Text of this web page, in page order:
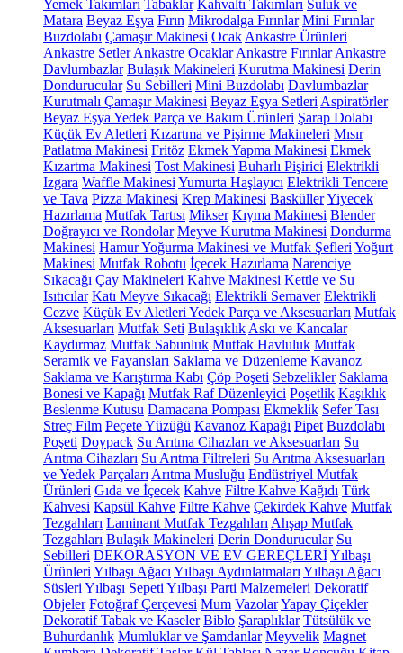
Yemek Takımları Tabaklar Kahvaltı Takımları Suluk ve
Matara Beyaz Eşya Fırın Mikrodalga Fırınlar Mini Fırınlar
Buzdolabı Çamaşır Makinesi Ocak Ankastre Ürünleri
Ankastre Setler Ankastre Ocaklar Ankastre Fırınlar Ankastre
Davlumbazlar Bulaşık Makineleri Kurutma Makinesi Derin
Dondurucular Su Sebilleri Mini Buzdolabı Davlumbazlar
Kurutmalı Çamaşır Makinesi Beyaz Eşya Setleri Aspiratörler
Beyaz Eşya Yedek Parça ve Bakım Ürünleri Şarap Dolabı
Küçük Ev Aletleri Kızartma ve Pişirme Makineleri Mısır
Patlatma Makinesi Fritöz Ekmek Yapma Makinesi Ekmek
Kızartma Makinesi Tost Makinesi Buharlı Pişirici Elektrikli
Izgara Waffle Makinesi Yumurta Haşlayıcı Elektrikli Tencere
ve Tava Pizza Makinesi Krep Makinesi BasküllerYiyecek
Hazırlama Mutfak Tartısı Mikser Kıyma Makinesi Blender
Doğrayıcı ve Rondolar Meyve Kurutma Makinesi Dondurma
Makinesi Hamur Yoğurma Makinesi ve Mutfak Şefleri Yoğurt
Makinesi Mutfak Robotu İçecek Hazırlama Narenciye
Sıkacağı Çay Makineleri Kahve Makinesi Kettle ve Su
Isıtıcılar Katı Meyve Sıkacağı Elektrikli Semaver Elektrikli
Cezve Küçük Ev Aletleri Yedek Parça ve Aksesuarları Mutfak
Aksesuarları Mutfak Seti Bulaşıklık Askı ve Kancalar
Kaydırmaz Mutfak Sabunluk Mutfak Havluluk Mutfak
Seramik ve Fayansları Saklama ve Düzenleme Kavanoz
Saklama ve Karıştırma Kabı Çöp Poşeti Sebzelikler Saklama
Bonesi ve Kapağı Mutfak Raf Düzenleyici Poşetlik Kaşıklık
Beslenme Kutusu Damacana Pompası Ekmeklik Sefer Tası
Streç Film Peçete Yüzüğü Kavanoz Kapağı Pipet Buzdolabı
Poşeti Doypack Su Arıtma Cihazları ve Aksesuarları Su
Arıtma Cihazları Su Arıtma Filtreleri Su Arıtma Aksesuarları
ve Yedek Parçaları Arıtma Musluğu Endüstriyel Mutfak
Ürünleri Gıda ve İçecek Kahve Filtre Kahve Kağıdı Türk
Kahvesi Kapsül Kahve Filtre Kahve Çekirdek Kahve Mutfak
Tezgahları Laminant Mutfak Tezgahları Ahşap Mutfak
Tezgahları Bulaşık Makineleri Derin Dondurucular Su
Sebilleri DEKORASYON VE EV GEREÇLERİYılbaşı
Ürünleri Yılbaşı Ağacı Yılbaşı Aydınlatmaları Yılbaşı Ağacı
Süsleri Yılbaşı Sepeti Yılbaşı Parti Malzemeleri Dekoratif
Objeler Fotoğraf Çerçevesi Mum VazolarYapay Çiçekler
Dekoratif Tabak ve Kaseler Biblo Şaraplıklar Tütsülük ve
Buhurdanlık Mumluklar ve Şamdanlar Meyvelik Magnet